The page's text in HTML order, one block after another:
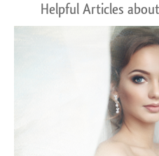
Helpful Articles